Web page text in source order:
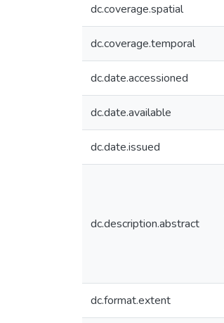
dc.coverage.spatial
dc.coverage.temporal
dc.date.accessioned
dc.date.available
dc.date.issued
dc.description.abstract
dc.format.extent